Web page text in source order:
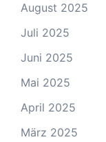
August 2025
Juli 2025
Juni 2025
Mai 2025
April 2025
März 2025